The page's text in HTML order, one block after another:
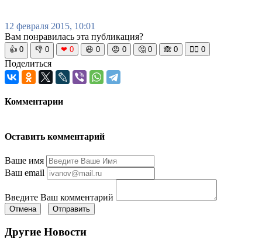
12 февраля 2015, 10:01
Вам понравилась эта публикация?
👍 0 👎 0 ❤ 0 😆 0 😡 0 🤔 0 🙈 0 🧘‍♀️ 0
Поделиться
Комментарии
Оставить комментарий
Ваше имя
Ваш email
Введите Ваш комментарий
Отмена Отправить
Другие Новости